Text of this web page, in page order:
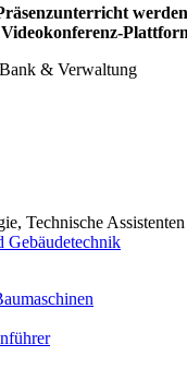
& Verwaltung
Technische Assistenten
Gebäudetechnik